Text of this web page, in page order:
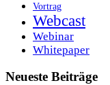
Vortrag
Webcast
Webinar
Whitepaper
Neueste Beiträge